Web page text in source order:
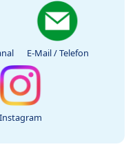
E-Mail / Telefon
Instagram